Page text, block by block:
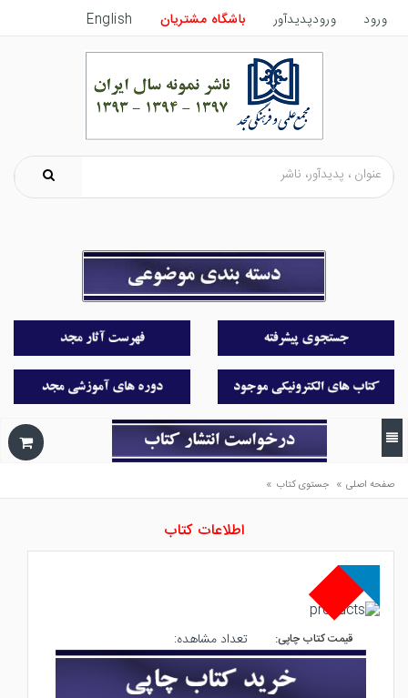
ورود ورودپدیدآور باشگاه مشتریان English
صفحه اصلی » جستوی کتاب »
اطلاعات کتاب
قیمت کتاب چاپی: تعداد مشاهده: